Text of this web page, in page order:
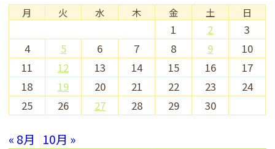
月 火 水 木 金 土 日
1 2
3
4
5 6 7 8 9
10
11
12 13 14 15 16
17
18
19 20 21 22 23
24
25
26 27 28 29 30
« 8月 10月 »